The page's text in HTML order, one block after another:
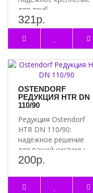
для труб
Преимущества
крепежного хомута
DN 16..
321р.
OSTENDORF
РЕДУКЦИЯ HTR DN
110/90
Редукция Ostendorf
HTR DN 110/90:
надёжное решение
для вашей системы
Преимущества
200р.